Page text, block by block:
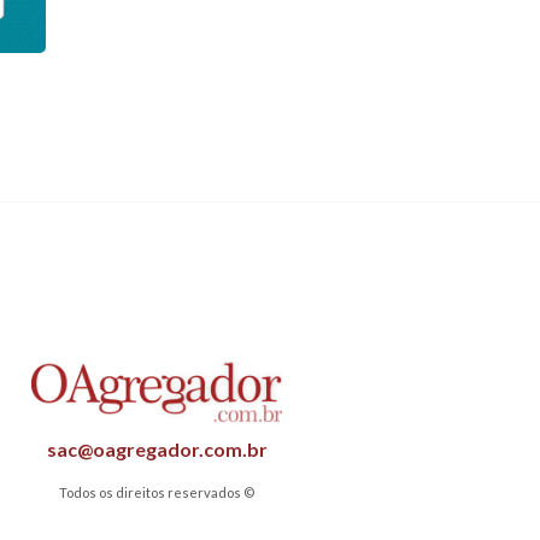
sac@oagregador.com.br
Todos os direitos reservados ©